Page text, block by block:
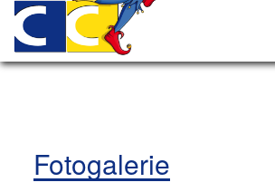
Fotogalerie